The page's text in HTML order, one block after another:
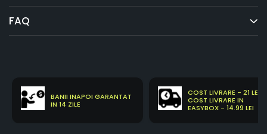
FAQ
BANII INAPOI GARANTAT
IN 14 ZILE
COST LIVRARE - 21 LEI
COST LIVRARE IN
EASYBOX - 14.99 LEI